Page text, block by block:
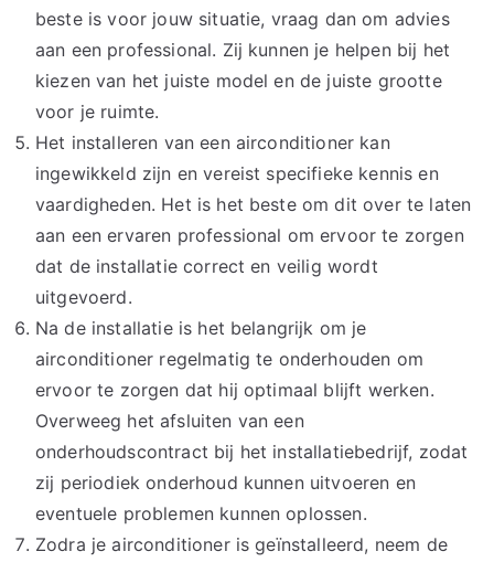
beste is voor jouw situatie, vraag dan om advies
aan een professional. Zij kunnen je helpen bij het
kiezen van het juiste model en de juiste grootte
voor je ruimte.
Het installeren van een airconditioner kan
ingewikkeld zijn en vereist specifieke kennis en
vaardigheden. Het is het beste om dit over te laten
aan een ervaren professional om ervoor te zorgen
dat de installatie correct en veilig wordt
uitgevoerd.
Na de installatie is het belangrijk om je
airconditioner regelmatig te onderhouden om
ervoor te zorgen dat hij optimaal blijft werken.
Overweeg het afsluiten van een
onderhoudscontract bij het installatiebedrijf, zodat
zij periodiek onderhoud kunnen uitvoeren en
eventuele problemen kunnen oplossen.
Zodra je airconditioner is geïnstalleerd, neem de